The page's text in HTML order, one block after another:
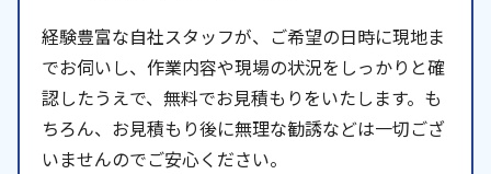
経験豊富な自社スタッフが、ご希望の日時に現地ま
でお伺いし、作業内容や現場の状況をしっかりと確
認したうえで、無料でお見積もりをいたします。も
ちろん、お見積もり後に無理な勧誘などは一切ござ
いませんのでご安心ください。